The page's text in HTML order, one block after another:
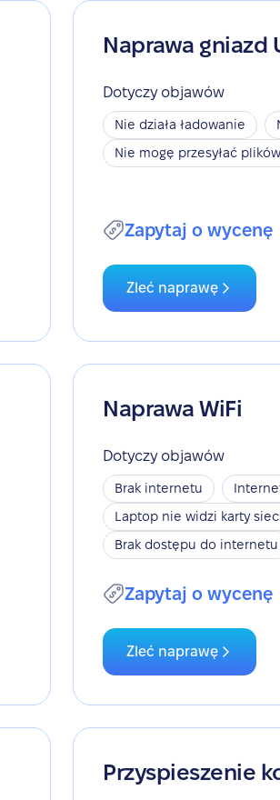
Naprawa gniazd
Dotyczy objawów
Nie działa ładowanie
Nie mogę przesyłać plików
Zapytaj o wycenę
Zleć naprawę
Naprawa WiFi
Dotyczy objawów
Brak internetu
Laptop nie widzi karty
Brak dostępu do internetu
Zapytaj o wycenę
Zleć naprawę
Przyspieszenie